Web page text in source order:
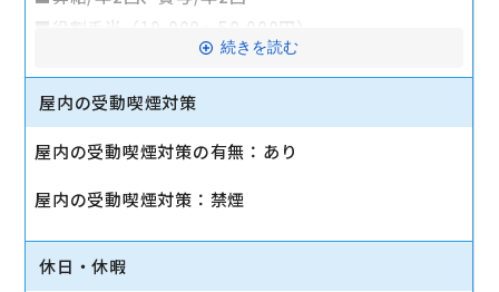
■役割手当（10,000～50,000円）
■資格手当（10,000～80,000円）
■時間外手当（全額支給）
■確定拠出年金制度
■定期健康診断
■社員優遇制度
■表彰制度（年1回、優秀社員を表彰しています）
続きを読む
屋内の受動喫煙対策
屋内の受動喫煙対策の有無：あり
屋内の受動喫煙対策：禁煙
休日・休暇